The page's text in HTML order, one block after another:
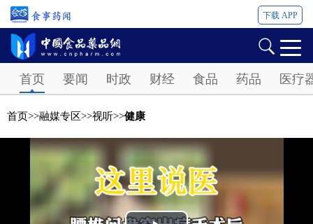
下载 APP
首页 要闻 时政 财经 食品 药品 医疗
首页>>融媒专区>>视听>>健康